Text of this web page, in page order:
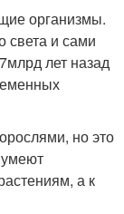
организмы.
света и сами
лет назад
но это
а к